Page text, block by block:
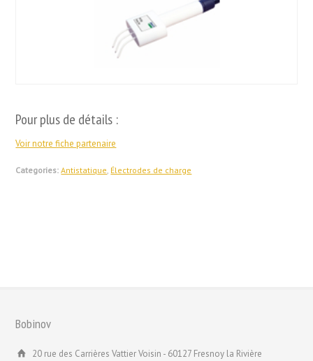
Pour plus de détails :
Voir notre fiche partenaire
Categories: Antistatique, Électrodes de charge
Bobinov
20 rue des Carrières Vattier Voisin - 60127 Fresnoy la Rivière